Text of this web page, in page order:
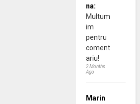
na:
Multum
im
pentru
coment
ariu!
2 Months
Ago
Marin